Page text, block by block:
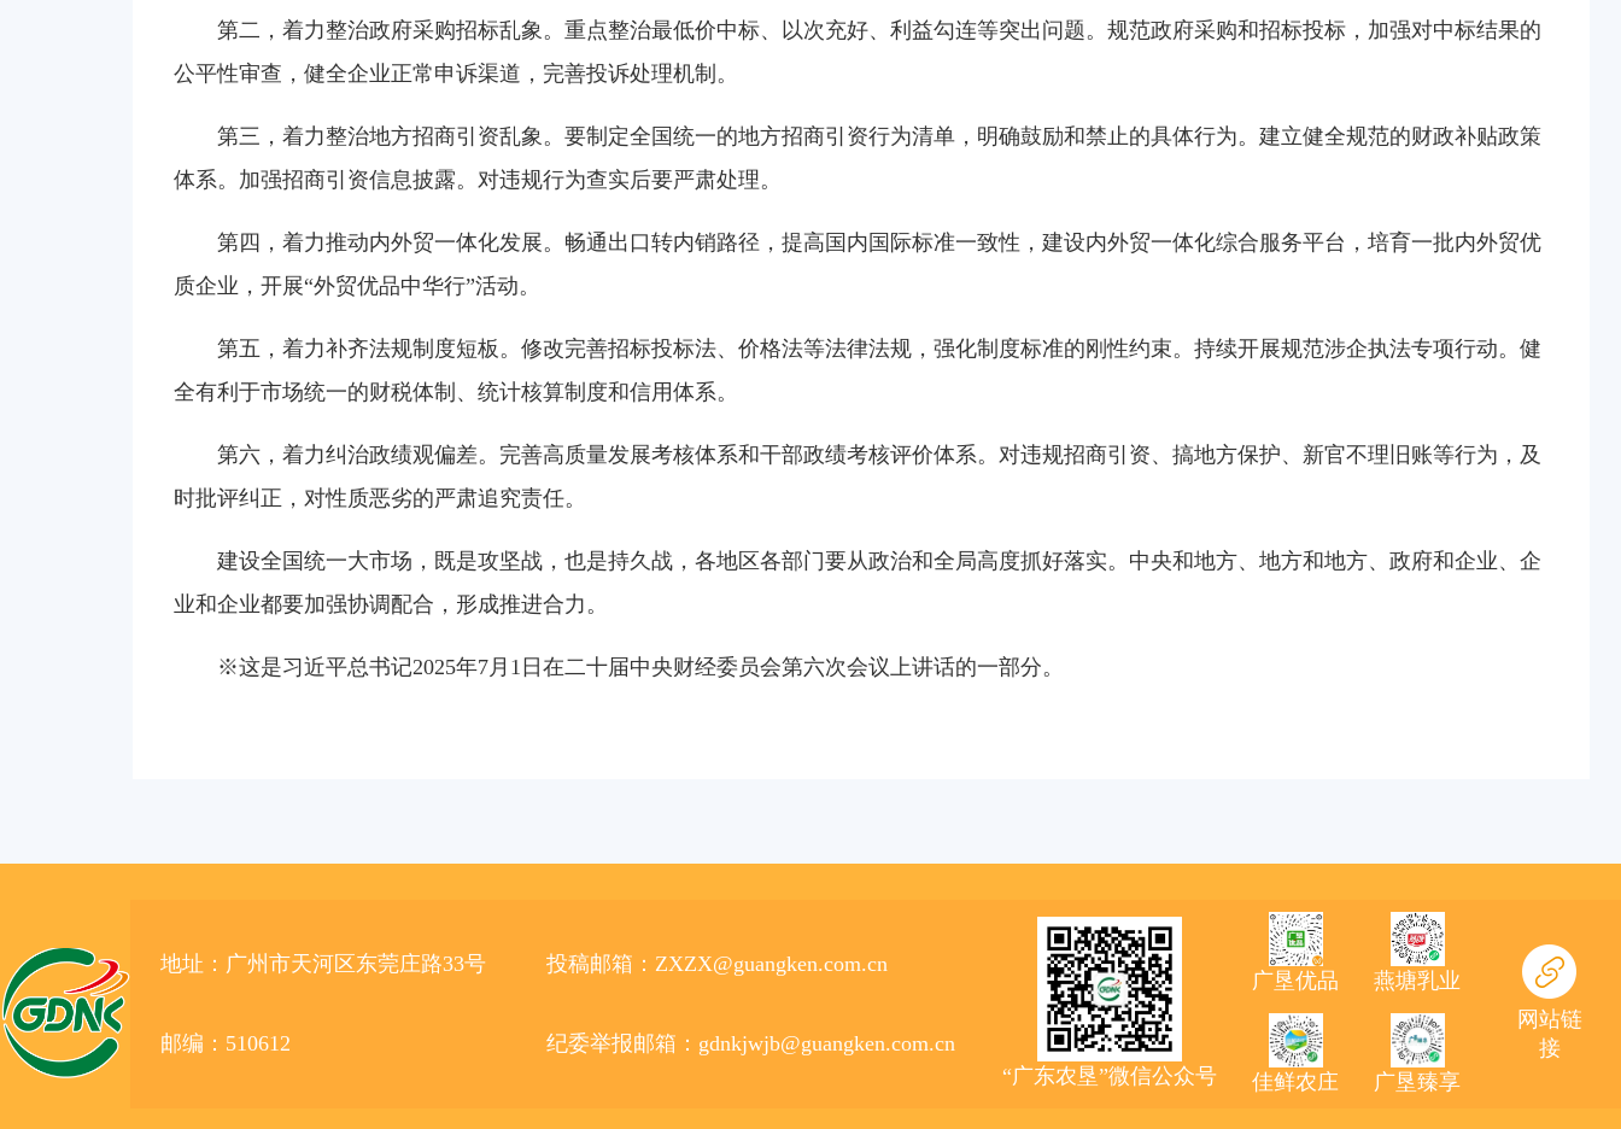
第二，着力整治政府采购招标乱象。重点整治最低价中标、以次充好、利益勾连等突出问题。规范政府采购和招标投标，加强对中标结果的
公平性审查，健全企业正常申诉渠道，完善投诉处理机制。
第三，着力整治地方招商引资乱象。要制定全国统一的地方招商引资行为清单，明确鼓励和禁止的具体行为。建立健全规范的财政补贴政策
体系。加强招商引资信息披露。对违规行为查实后要严肃处理。
第四，着力推动内外贸一体化发展。畅通出口转内销路径，提高国内国际标准一致性，建设内外贸一体化综合服务平台，培育一批内外贸优
质企业，开展“外贸优品中华行”活动。
第五，着力补齐法规制度短板。修改完善招标投标法、价格法等法律法规，强化制度标准的刚性约束。持续开展规范涉企执法专项行动。健
全有利于市场统一的财税体制、统计核算制度和信用体系。
第六，着力纠治政绩观偏差。完善高质量发展考核体系和干部政绩考核评价体系。对违规招商引资、搞地方保护、新官不理旧账等行为，及
时批评纠正，对性质恶劣的严肃追究责任。
建设全国统一大市场，既是攻坚战，也是持久战，各地区各部门要从政治和全局高度抓好落实。中央和地方、地方和地方、政府和企业、企
业和企业都要加强协调配合，形成推进合力。
※这是习近平总书记2025年7月1日在二十届中央财经委员会第六次会议上讲话的一部分。
地址：广州市天河区东莞庄路33号
邮编：510612
投稿邮箱：ZXZX@guangken.com.cn
纪委举报邮箱：gdnkjwjb@guangken.com.cn
“广东农垦”微信公众号
广垦优品
佳鲜农庄
燕塘乳业
广垦臻享
网站链
接